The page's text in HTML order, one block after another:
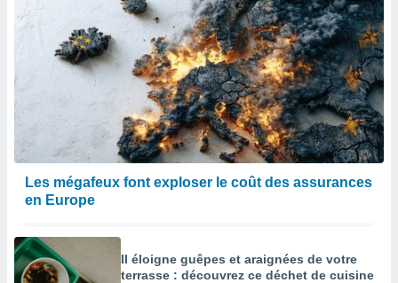
Les mégafeux font exploser le coût des assurances
en Europe
Il éloigne guêpes et araignées de votre
terrasse : découvrez ce déchet de cuisine